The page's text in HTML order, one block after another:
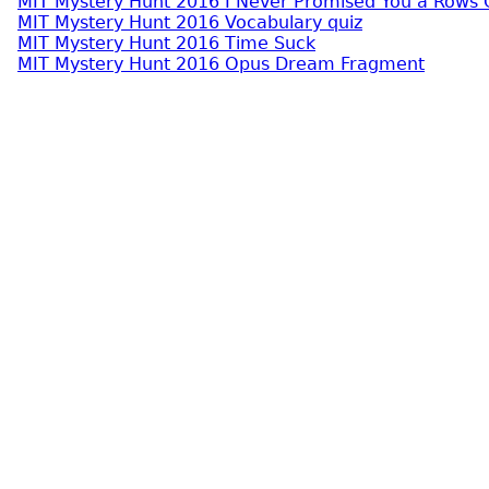
MIT Mystery Hunt 2016 Vocabulary quiz
MIT Mystery Hunt 2016 Time Suck
MIT Mystery Hunt 2016 Opus Dream Fragment